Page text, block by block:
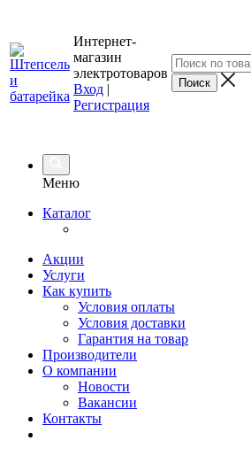
Интернет-
магазин
электротоваров
Вход |
Регистрация
Меню
Каталог
Акции
Услуги
Как купить
Условия оплаты
Условия доставки
Гарантия на товар
Производители
О компании
Новости
Вакансии
Контакты